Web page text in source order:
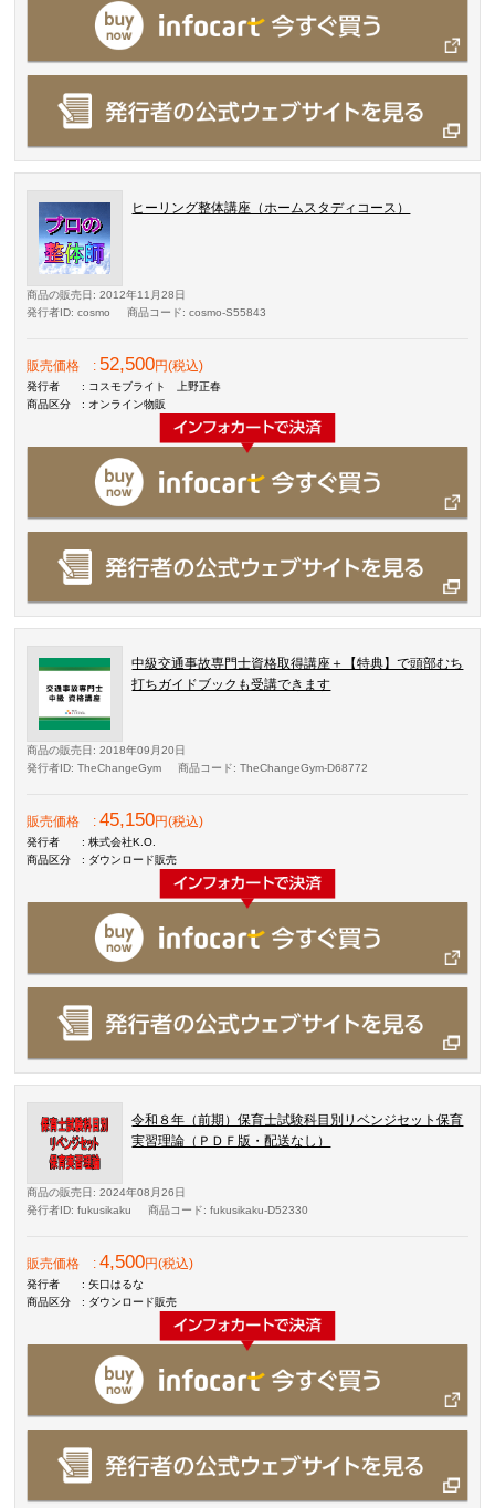
ヒーリング整体講座（ホームスタディコース）
商品の販売日 : 2012年11月28日
発行者ID: cosmo 商品コード: cosmo-S55843
販売価格 : 52,500円(税込)
発行者
: コスモブライト 上野正春
商品区分
: オンライン物販
中級交通事故専門士資格取得講座＋【特典】で頭部むち
打ちガイドブックも受講できます
商品の販売日 : 2018年09月20日
発行者ID: TheChangeGym 商品コード: TheChangeGym-D68772
販売価格 :45,150円(税込)
発行者
: 株式会社K.O.
商品区分
: ダウンロード販売
令和８年（前期）保育士試験科目別リベンジセット保育
実習理論（ＰＤＦ版・配送なし）
商品の販売日 : 2024年08月26日
発行者ID: fukusikaku 商品コード: fukusikaku-D52330
販売価格 :4,500円(税込)
発行者
: 矢口はるな
商品区分
: ダウンロード販売